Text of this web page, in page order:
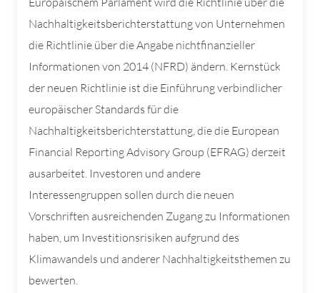
Nachhaltigkeitsberichterstattung von Unternehmen
die Richtlinie über die Angabe nichtfinanzieller
Informationen von 2014 (NFRD) ändern. Kernstück
der neuen Richtlinie ist die Einführung verbindlicher
europäischer Standards für die
Nachhaltigkeitsberichterstattung, die die European
Financial Reporting Advisory Group (EFRAG) derzeit
ausarbeitet. Investoren und andere
Interessengruppen sollen durch die neuen
Vorschriften ausreichenden Zugang zu Informationen
haben, um Investitionsrisiken aufgrund des
Klimawandels und anderer Nachhaltigkeitsthemen zu
bewerten.